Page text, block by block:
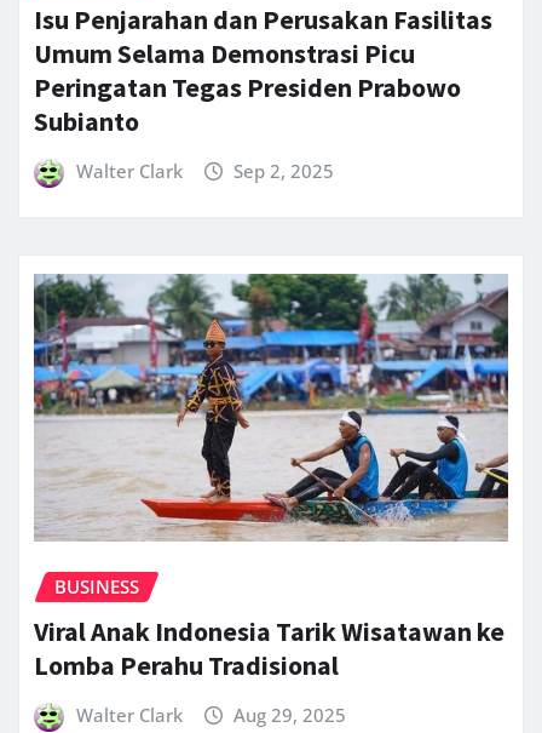
Isu Penjarahan dan Perusakan Fasilitas
Umum Selama Demonstrasi Picu
Peringatan Tegas Presiden Prabowo
Subianto
Walter Clark Sep 2, 2025
BUSINESS
Viral Anak Indonesia Tarik Wisatawan ke
Lomba Perahu Tradisional
Walter Clark Aug 29, 2025